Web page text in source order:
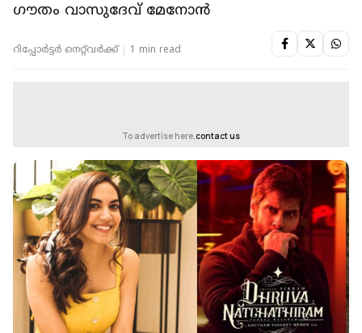
ഗൗതം വാസുദേവ് മേനോൻ
റിപ്പോർട്ടർ നെറ്റ്‌വര്‍ക്ക്‌ 1 min read
To advertise here, contact us